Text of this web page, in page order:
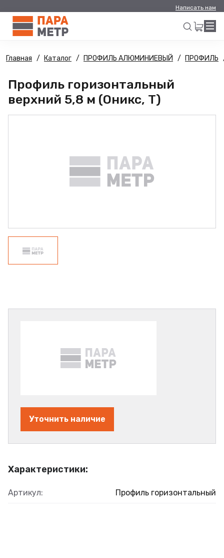
Написать нам
Искать
Главная Каталог ПРОФИЛЬ АЛЮМИНИЕВЫЙ ПРОФИЛЬ
Профиль горизонтальный
верхний 5,8 м (Оникс, Т)
Характеристики:
Артикул: Профиль горизонтальный
Уточнить наличие